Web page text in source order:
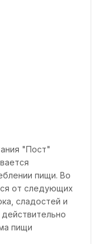
"Пост"
пищи. Во
от следующих
сладостей и
пищи